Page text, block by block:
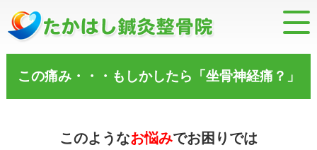
この痛み・・・もしかしたら「坐骨神経痛？」
このようなお悩みでお困りでは